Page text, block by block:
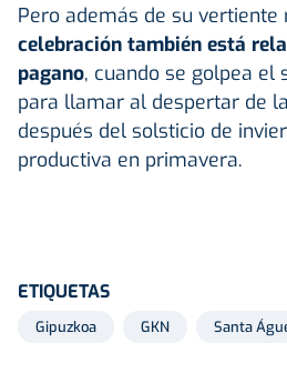
Pero además de su vertiente
celebración también está
pagano, cuando se golpea el
para llamar al despertar de
después del solsticio de
productiva en primavera.
ETIQUETAS
Gipuzkoa GKN Santa